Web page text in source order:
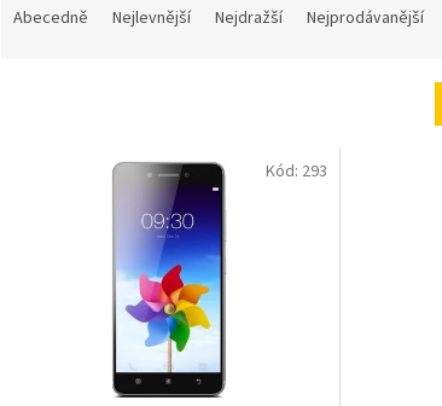
Abecedně Nejlevnější Nejdražší Nejprodávanější
Kód: 293